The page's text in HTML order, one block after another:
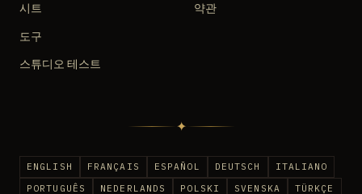
시트
도구
스튜디오 테스트
약관
✦
ENGLISH FRANÇAIS ESPAÑOL DEUTSCH
ITALIANO
PORTUGUÊS
NEDERLANDS POLSKI SVENSKA TÜRKÇE